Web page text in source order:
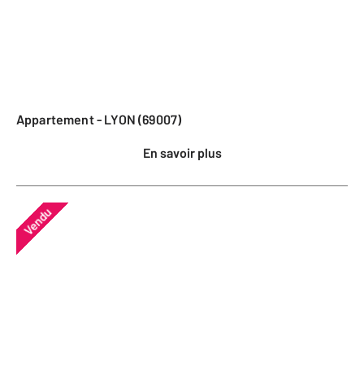
Appartement - LYON (69007)
En savoir plus
Vendu